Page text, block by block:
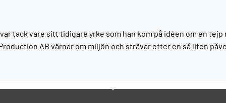
tack vare sitt tidigare yrke som han kom på idéen om en
AB värnar om miljön och strävar efter en så liten